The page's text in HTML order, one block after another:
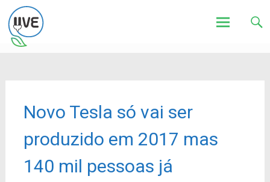
Novo Tesla só vai ser
produzido em 2017 mas
140 mil pessoas já